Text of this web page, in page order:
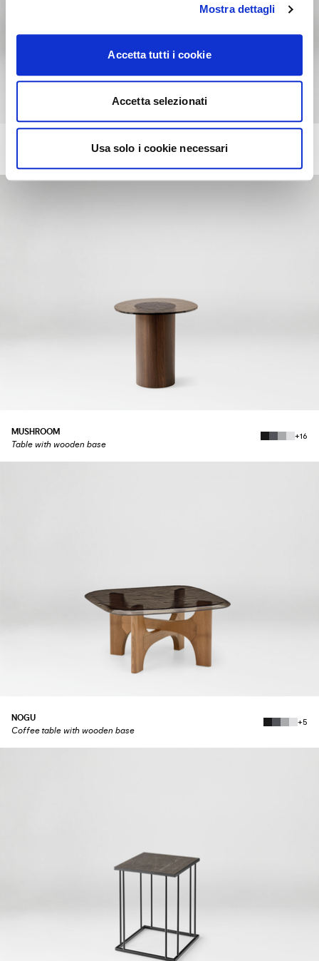
Mostra dettagli
Accetta tutti i cookie
Accetta selezionati
Usa solo i cookie necessari
MUSHROOM
Table with wooden base
+16
NOGU
Coffee table with wooden base
+5